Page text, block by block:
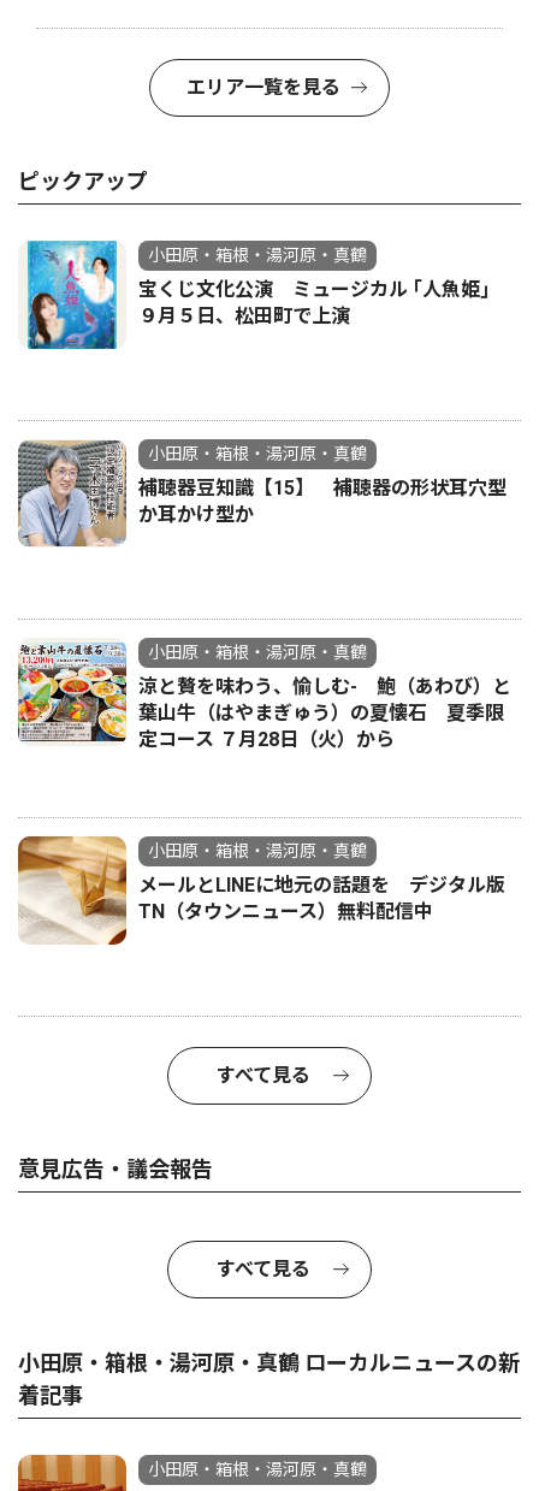
エリア一覧を見る
ピックアップ
小田原・箱根・湯河原・真鶴
宝くじ文化公演 ミュージカル ｢人魚姫｣
９月５日、松田町で上演
小田原・箱根・湯河原・真鶴
補聴器豆知識【15】 補聴器の形状耳穴型
か耳かけ型か
小田原・箱根・湯河原・真鶴
涼と贅を味わう、愉しむ- 鮑（あわび）と
葉山牛（はやまぎゅう）の夏懐石 夏季限
定コース ７月28日（火）から
小田原・箱根・湯河原・真鶴
メールとLINEに地元の話題を デジタル版
TN（タウンニュース）無料配信中
すべて見る
意見広告・議会報告
すべて見る
小田原・箱根・湯河原・真鶴 ローカルニュースの新
着記事
小田原・箱根・湯河原・真鶴